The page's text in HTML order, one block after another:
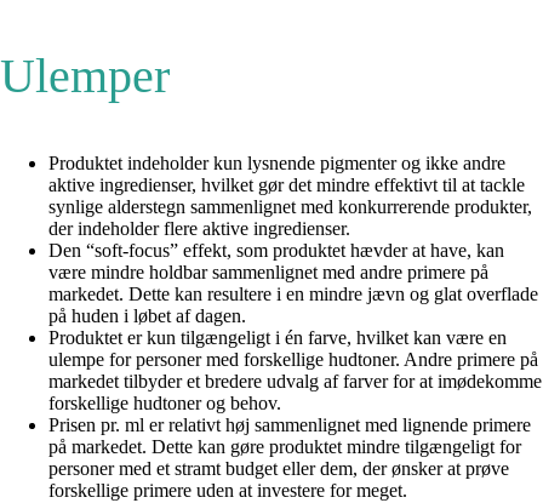
Ulemper
Produktet indeholder kun lysnende pigmenter og ikke andre
aktive ingredienser, hvilket gør det mindre effektivt til at tackle
synlige alderstegn sammenlignet med konkurrerende produkter,
der indeholder flere aktive ingredienser.
Den “soft-focus” effekt, som produktet hævder at have, kan
være mindre holdbar sammenlignet med andre primere på
markedet. Dette kan resultere i en mindre jævn og glat overflade
på huden i løbet af dagen.
Produktet er kun tilgængeligt i én farve, hvilket kan være en
ulempe for personer med forskellige hudtoner. Andre primere på
markedet tilbyder et bredere udvalg af farver for at imødekomme
forskellige hudtoner og behov.
Prisen pr. ml er relativt høj sammenlignet med lignende primere
på markedet. Dette kan gøre produktet mindre tilgængeligt for
personer med et stramt budget eller dem, der ønsker at prøve
forskellige primere uden at investere for meget.